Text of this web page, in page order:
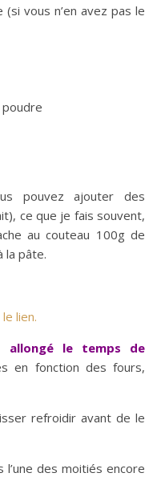
vous n’en avez pas le
poudre
pouvez ajouter des
ce que je fais souvent,
au couteau 100g de
la pâte.
lien.
allongé le temps de
en fonction des fours,
refroidir avant de le
des moitiés encore